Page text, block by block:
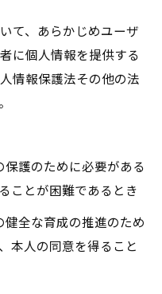
て、あらかじめユーザ
に個人情報を提供する
情報保護法その他の法
護のために必要がある
ことが困難であるとき
全な育成の推進のため
本人の同意を得ること